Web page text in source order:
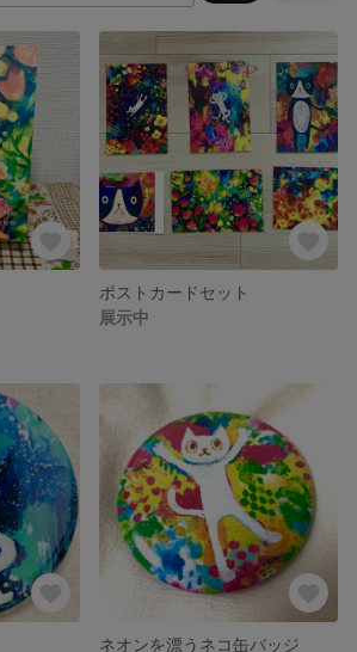
ポストカードセット
展示中
ネオンを漂うネコ缶バッジ